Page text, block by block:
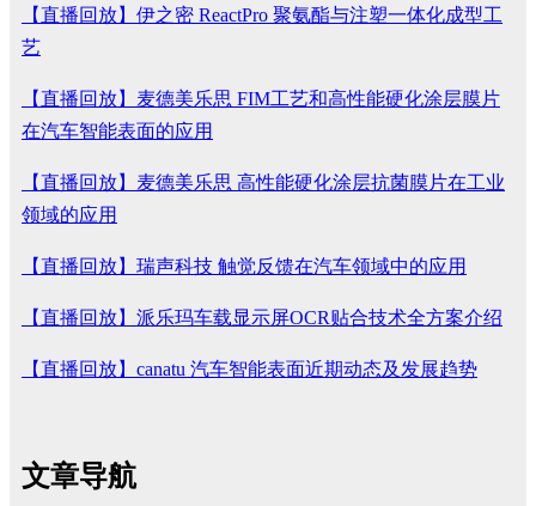
【直播回放】伊之密 ReactPro 聚氨酯与注塑一体化成型工
艺
【直播回放】麦德美乐思 FIM工艺和高性能硬化涂层膜片
在汽车智能表面的应用
【直播回放】麦德美乐思 高性能硬化涂层抗菌膜片在工业
领域的应用
【直播回放】瑞声科技 触觉反馈在汽车领域中的应用
【直播回放】派乐玛车载显示屏OCR贴合技术全方案介绍
【直播回放】canatu 汽车智能表面近期动态及发展趋势
文章导航